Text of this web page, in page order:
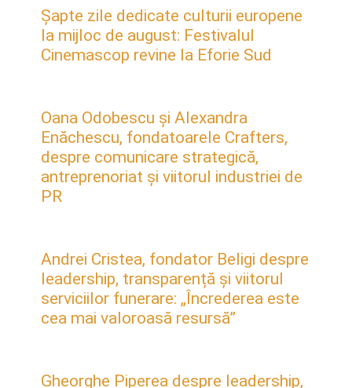
Șapte zile dedicate culturii europene
la mijloc de august: Festivalul
Cinemascop revine la Eforie Sud
Oana Odobescu și Alexandra
Enăchescu, fondatoarele Crafters,
despre comunicare strategică,
antreprenoriat și viitorul industriei de
PR
Andrei Cristea, fondator Beligi despre
leadership, transparență și viitorul
serviciilor funerare: „Încrederea este
cea mai valoroasă resursă”
Gheorghe Piperea despre leadership,